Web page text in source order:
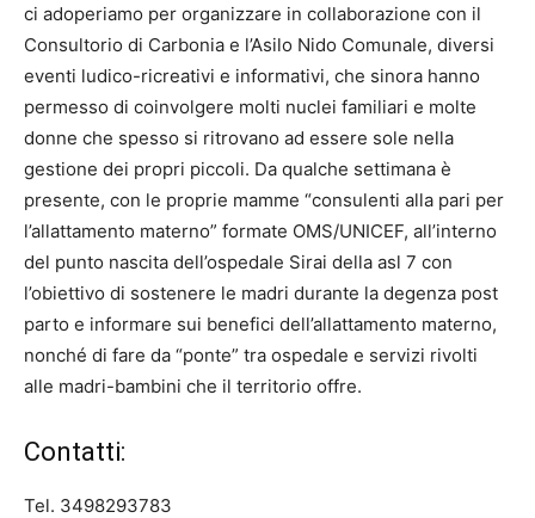
ci adoperiamo per organizzare in collaborazione con il
Consultorio di Carbonia e l’Asilo Nido Comunale, diversi
eventi ludico-ricreativi e informativi, che sinora hanno
permesso di coinvolgere molti nuclei familiari e molte
donne che spesso si ritrovano ad essere sole nella
gestione dei propri piccoli. Da qualche settimana è
presente, con le proprie mamme “consulenti alla pari per
l’allattamento materno” formate OMS/UNICEF, all’interno
del punto nascita dell’ospedale Sirai della asl 7 con
l’obiettivo di sostenere le madri durante la degenza post
parto e informare sui benefici dell’allattamento materno,
nonché di fare da “ponte” tra ospedale e servizi rivolti
alle madri-bambini che il territorio offre.
Contatti:
Tel. 3498293783